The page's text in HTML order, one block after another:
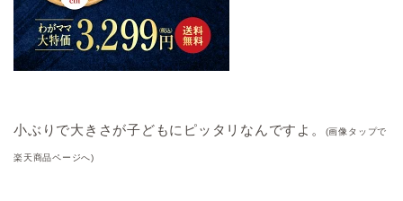
小ぶりで大きさが子どもにピッタリなんですよ。 (画像タップで
楽天商品ページへ)